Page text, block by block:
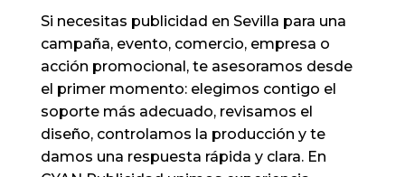
Si necesitas publicidad en Sevilla para una
campaña, evento, comercio, empresa o
acción promocional, te asesoramos desde
el primer momento: elegimos contigo el
soporte más adecuado, revisamos el
diseño, controlamos la producción y te
damos una respuesta rápida y clara. En